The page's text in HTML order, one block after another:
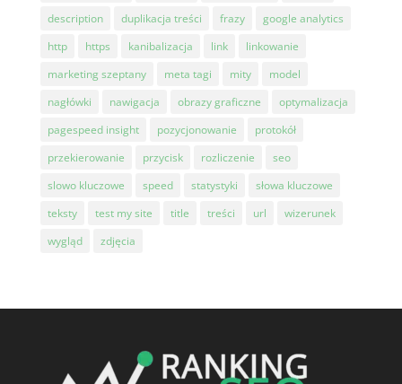
description
duplikacja treści frazy
google analytics
http
https kanibalizacja link
linkowanie
marketing szeptany
meta tagi mity
model
nagłówki
nawigacja obrazy graficzne
optymalizacja
pagespeed insight
pozycjonowanie
protokół
przekierowanie
przycisk rozliczenie
seo
slowo kluczowe
speed statystyki
słowa kluczowe
teksty
test my site title treści url
wizerunek
wygląd
zdjęcia